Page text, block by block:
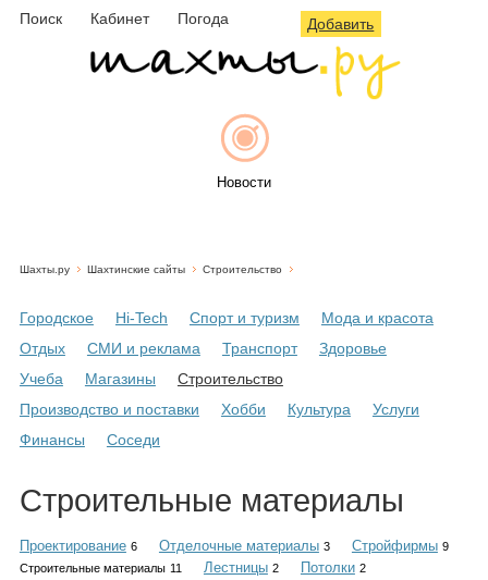
Поиск Кабинет Погода Добавить
Новости
Объявления
Каталог
Шахты.ру Шахтинские сайты Строительство
Городское Hi-Tech Спорт и туризм
Мода и красота
Отдых
СМИ и реклама Транспорт
Здоровье
Учеба
Магазины
Строительство
Производство и поставки
Хобби Культура
Услуги
Финансы
Соседи
Строительные материалы
Проектирование 6 Отделочные материалы 3 Стройфирмы 9
Строительные материалы 11 Лестницы 2 Потолки 2